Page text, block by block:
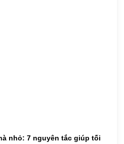
nhỏ: 7 nguyên tắc giúp tối